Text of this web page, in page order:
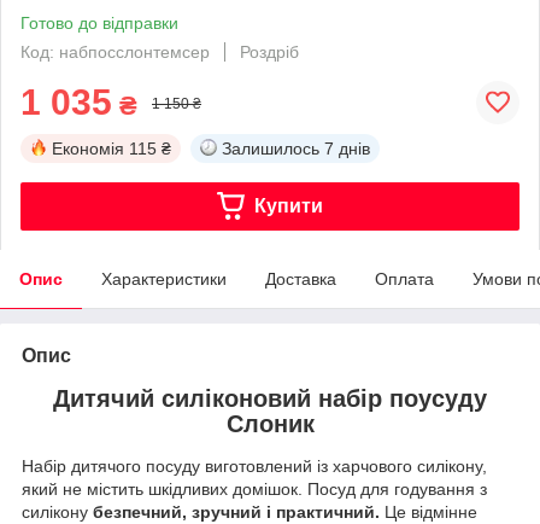
Готово до відправки
Код: набпосслонтемсер
Роздріб
1 035 ₴ 1 150 ₴
Економія 115 ₴ Залишилось 7 днів
Купити
Опис Характеристики Доставка Оплата Умови
Опис
Дитячий силіконовий набір поусуду
Слоник
Набір дитячого посуду виготовлений із харчового силікону,
який не містить шкідливих домішок. Посуд для годування з
силікону безпечний, зручний і практичний. Це відмінне